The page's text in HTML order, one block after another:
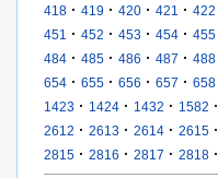
418 · 419 · 420 · 421 · 422
451 · 452 · 453 · 454 · 455
484 · 485 · 486 · 487 · 488
654 · 655 · 656 · 657 · 658
1423 · 1424 · 1432 · 1582 ·
2612 · 2613 · 2614 · 2615 ·
2815 · 2816 · 2817 · 2818 ·